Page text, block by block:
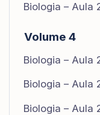
Biologia – Aula
Volume 4
Biologia – Aula
Biologia – Aula
Biologia – Aula